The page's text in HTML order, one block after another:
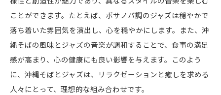
ことができます。たとえば、ボサノバ調のジャズは穏やかで
落ち着いた雰囲気を演出し、心を穏やかにします。また、沖
縄そばの風味とジャズの音楽が調和することで、食事の満足
感が高まり、心の健康にも良い影響を与えます。このよう
に、沖縄そばとジャズは、リラクゼーションと癒しを求める
人々にとって、理想的な組み合わせです。